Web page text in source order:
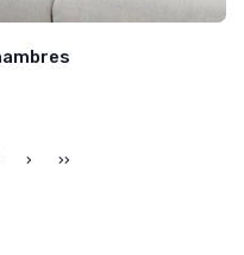
› ››